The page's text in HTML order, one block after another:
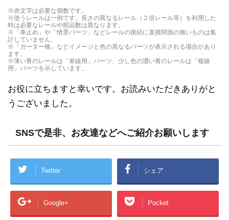
※赤文字は必要な個数です。
※使うレールは一例です。長さの異なるレール（２倍レール等）を利用した
時は必要なレールや部品数は異なります。
※「車止め」や「情景パーツ」などレールの接続に直接関係の無いものは集
計していません。
※「ガーター橋」などイメージと色の異なるパーツが表示される場合があり
ます。
※薄い青のレールは「単線用」パーツ、少し色の濃い青のレールは「複線
用」パーツを示しています。
お役に立ちますと幸いです。お読みいただきありがと
うございました。
SNSで是非、お友達などへご紹介お願いします
Twitter シェア
Google+ Pocket